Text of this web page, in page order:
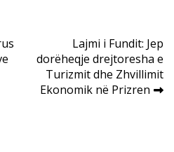
Lajmi i Fundit: Jep
dorëheqje drejtoresha e
Turizmit dhe Zhvillimit
Ekonomik në Prizren